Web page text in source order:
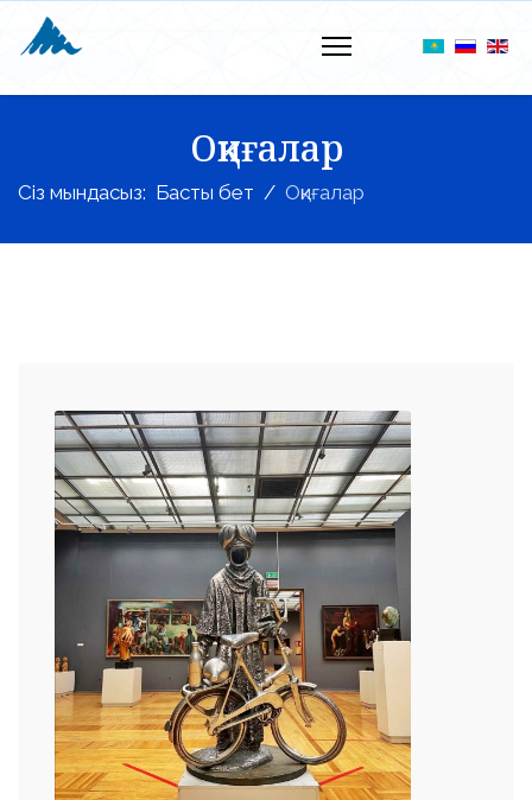
Оқиғалар
Сіз мындасыз: Басты бет Оқиғалар